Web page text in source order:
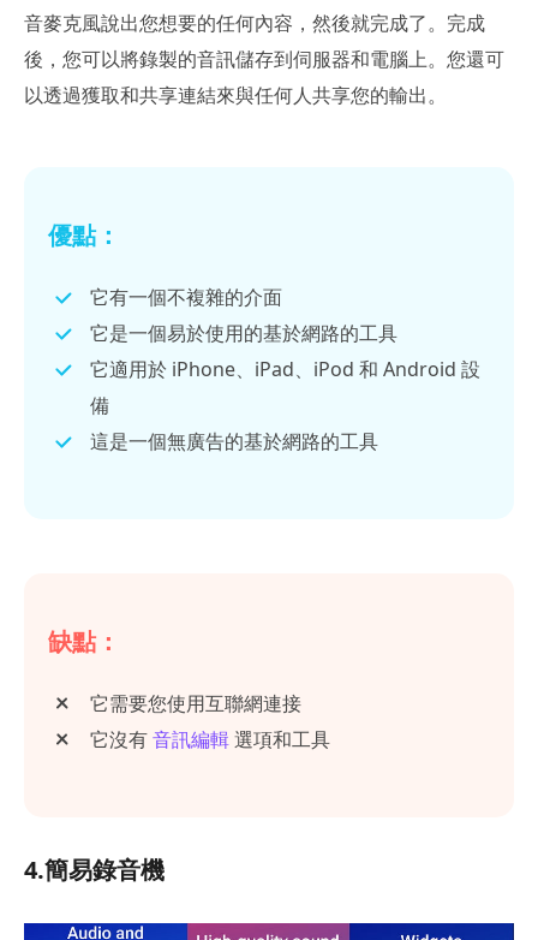
音麥克風說出您想要的任何內容，然後就完成了。完成
後，您可以將錄製的音訊儲存到伺服器和電腦上。您還可
以透過獲取和共享連結來與任何人共享您的輸出。
優點：
它有一個不複雜的介面
它是一個易於使用的基於網路的工具
它適用於 iPhone、iPad、iPod 和 Android 設
備
這是一個無廣告的基於網路的工具
缺點：
它需要您使用互聯網連接
它沒有音訊編輯選項和工具
4.簡易錄音機